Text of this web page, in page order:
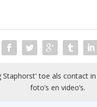
Staphorst' toe als contact
foto’s en video’s.